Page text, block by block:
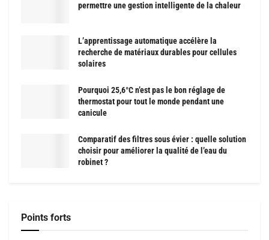
permettre une gestion intelligente de la chaleur
L’apprentissage automatique accélère la
recherche de matériaux durables pour cellules
solaires
Pourquoi 25,6°C n’est pas le bon réglage de
thermostat pour tout le monde pendant une
canicule
Comparatif des filtres sous évier : quelle solution
choisir pour améliorer la qualité de l’eau du
robinet ?
Points forts